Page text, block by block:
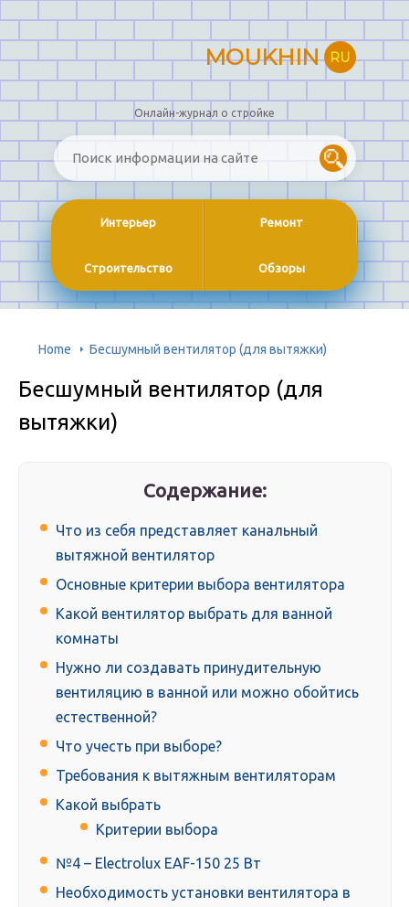
MOUKHIN RU
Онлайн-журнал о стройке
Интерьер Ремонт
Строительство Обзоры
Home Бесшумный вентилятор (для вытяжки)
Бесшумный вентилятор (для
вытяжки)
Содержание:
Что из себя представляет канальный
вытяжной вентилятор
Основные критерии выбора вентилятора
Какой вентилятор выбрать для ванной
комнаты
Нужно ли создавать принудительную
вентиляцию в ванной или можно обойтись
естественной?
Что учесть при выборе?
Требования к вытяжным вентиляторам
Какой выбрать
Критерии выбора
№4 – Electrolux EAF-150 25 Вт
Необходимость установки вентилятора в